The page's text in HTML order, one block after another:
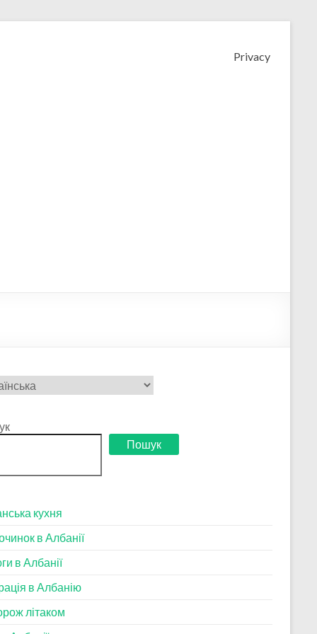
Privacy
Пошук
кухня
в Албанії
в Албанії
в Албанію
літаком